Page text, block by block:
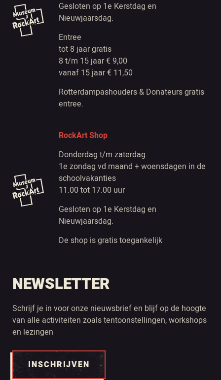
Gesloten op 1e Kerstdag en
Nieuwjaarsdag.
Entree
tot 8 jaar gratis
8 t/m 15 jaar € 9,00
vanaf 15 jaar € 11,50
Rotterdampashouders & Donateurs gratis
entree.
RockArt Shop
Donderdag t/m zaterdag
1e zondag vd maand + woensdagen in de
schoolvakanties
11.00 tot 17.00 uur
Gesloten op 1e Kerstdag en
Nieuwjaarsdag.
De shop is gratis toegankelijk
NEWSLETTER
Schrijf je in voor onze nieuwsbrief en blijf op de hoogte
van alle activiteiten zoals tentoonstellingen, workshops
en lezingen
INSCHRIJVEN